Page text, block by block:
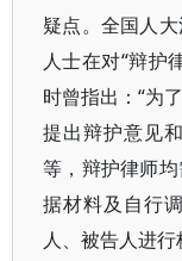
疑点。全国人
人士在对“辩护
时曾指出：“为
提出辩护意见
等，辩护律师
据材料及自行
人、被告人进